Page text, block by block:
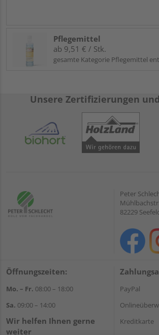
Pflegemittel
ab 9,51 € / Stk.
gesamte Kategorie Pflegemittel
Unsere Zertifizierungen
Peter
82229
Öffnungszeiten:
Mo. – Fr. 08:00 – 18:00
Sa. 09:00 – 14:00
Wir helfen Ihnen gerne
weiter
PayPal
Kreditkarte